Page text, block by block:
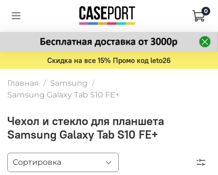
0
Скидка на все 15% Промо код leto26
Главная
Samsung
Samsung Galaxy Tab S10 FE+
Чехол и стекло для планшета
Samsung Galaxy Tab S10 FE+